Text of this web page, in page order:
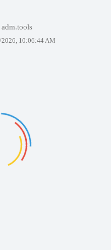
adm.tools
10:06:44 AM